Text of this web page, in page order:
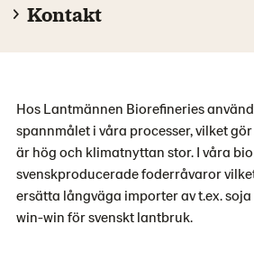
Kontakt
Hos Lantmännen Biorefineries
spannmålet i våra processer, vilket
är hög och klimatnyttan stor. I våra
svenskproducerade foderråvaror
ersätta långväga importer av t.ex.
win-win för svenskt lantbruk.